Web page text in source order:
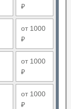
₽
от 1000
₽
от 1000
₽
от 1000
₽